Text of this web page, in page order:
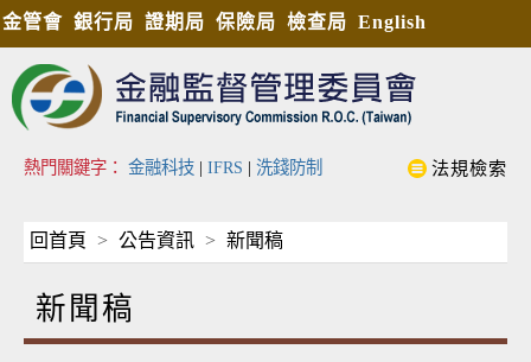
金管會 銀行局 證期局 保險局 檢查局 English
熱門關鍵字： 金融科技 | IFRS | 洗錢防制 法規檢索
回首頁 公告資訊 新聞稿
新聞稿